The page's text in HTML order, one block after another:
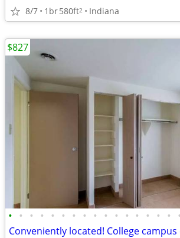
8/7 1br580ft2 Indiana
• • • • • • • • • • • • • • • • •
Conveniently located! College campus
$827